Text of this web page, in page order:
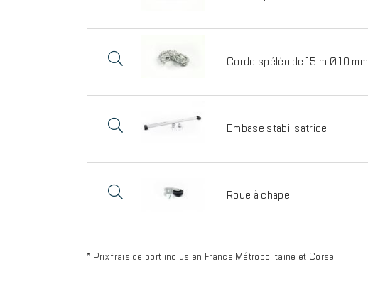
Corde spéléo de 15 m Ø 10 mm
Embase stabilisatrice
Roue à chape
* Prix frais de port inclus en France Métropolitaine et Corse